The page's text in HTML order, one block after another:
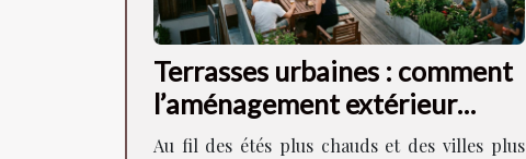
Terrasses urbaines : comment
l’aménagement extérieur
façonne la vie en ville
Au fil des étés plus chauds et des villes plus